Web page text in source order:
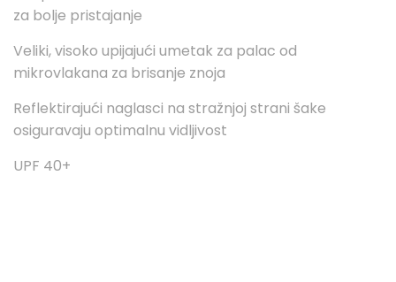
za bolje pristajanje
Veliki, visoko upijajući umetak za palac od
mikrovlakana za brisanje znoja
Reflektirajući naglasci na stražnjoj strani šake
osiguravaju optimalnu vidljivost
UPF 40+